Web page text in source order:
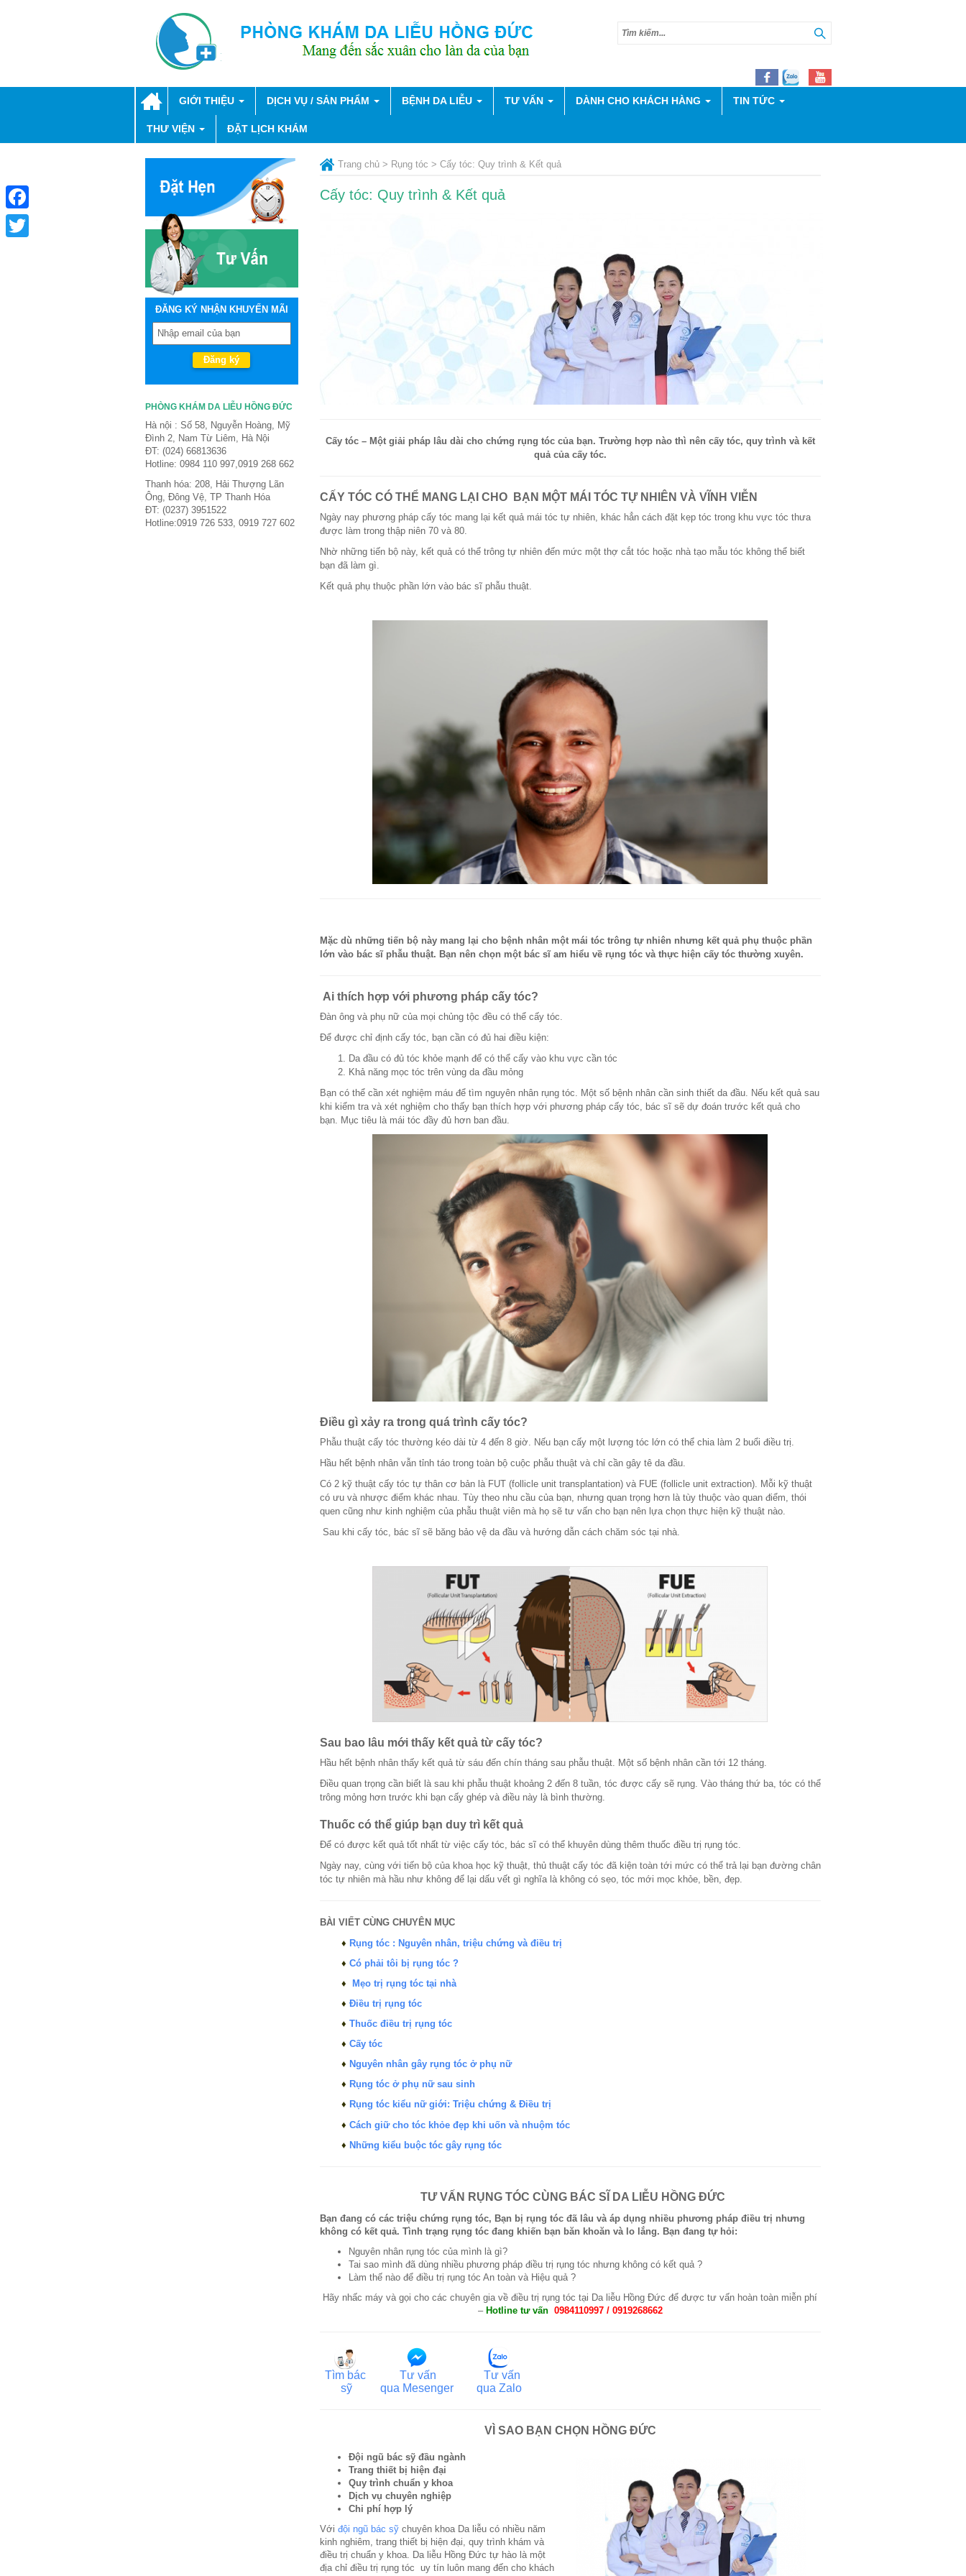
GIỚI THIỆU DỊCH VỤ / SẢN PHẨM BỆNH DA LIỄU TƯ VẤN DÀNH CHO KHÁCH HÀNG TIN TỨC
THƯ VIỆN ĐẶT LỊCH KHÁM
Trang chủ> Rụng tóc > Cấy tóc: Quy trình & Kết quả
Cấy tóc: Quy trình & Kết quả
Cấy tóc – Một giải pháp lâu dài cho chứng rụng tóc của bạn. Trường hợp nào thì nên cấy tóc, quy trình và kết
quả của cấy tóc.
CẤY TÓC CÓ THỂ MANG LẠI CHO BẠN MỘT MÁI TÓC TỰ NHIÊN VÀ VĨNH VIỄN
Ngày nay phương pháp cấy tóc mang lại kết quả mái tóc tự nhiên, khác hẳn cách đặt kẹp tóc trong khu vực tóc thưa
được làm trong thập niên 70 và 80.
Nhờ những tiến bộ này, kết quả có thể trông tự nhiên đến mức một thợ cắt tóc hoặc nhà tạo mẫu tóc không thể biết
bạn đã làm gì.
Kết quả phụ thuộc phần lớn vào bác sĩ phẫu thuật.
Mặc dù những tiến bộ này mang lại cho bệnh nhân một mái tóc trông tự nhiên nhưng kết quả phụ thuộc phần
lớn vào bác sĩ phẫu thuật. Bạn nên chọn một bác sĩ am hiểu về rụng tóc và thực hiện cấy tóc thường xuyên.
Ai thích hợp với phương pháp cấy tóc?
Đàn ông và phụ nữ của mọi chủng tộc đều có thể cấy tóc.
Để được chỉ định cấy tóc, bạn cần có đủ hai điều kiện:
Da đầu có đủ tóc khỏe mạnh để có thể cấy vào khu vực cần tóc
Khả năng mọc tóc trên vùng da đầu mỏng
Bạn có thể cần xét nghiệm máu để tìm nguyên nhân rụng tóc. Một số bệnh nhân cần sinh thiết da đầu. Nếu kết quả sau
khi kiểm tra và xét nghiệm cho thấy bạn thích hợp với phương pháp cấy tóc, bác sĩ sẽ dự đoán trước kết quả cho
bạn. Mục tiêu là mái tóc đầy đủ hơn ban đầu.
Điều gì xảy ra trong quá trình cấy tóc?
Phẫu thuật cấy tóc thường kéo dài từ 4 đến 8 giờ. Nếu bạn cấy một lượng tóc lớn có thể chia làm 2 buổi điều trị.
Hầu hết bệnh nhân vẫn tỉnh táo trong toàn bộ cuộc phẫu thuật và chỉ cần gây tê da đầu.
Có 2 kỹ thuật cấy tóc tự thân cơ bản là FUT (follicle unit transplantation) và FUE (follicle unit extraction). Mỗi kỹ thuật
có ưu và nhược điểm khác nhau. Tùy theo nhu cầu của bạn, nhưng quan trọng hơn là tùy thuộc vào quan điểm, thói
quen cũng như kinh nghiệm của phẫu thuật viên mà họ sẽ tư vấn cho bạn nên lựa chọn thực hiện kỹ thuật nào.
Sau khi cấy tóc, bác sĩ sẽ băng bảo vệ da đầu và hướng dẫn cách chăm sóc tại nhà.
Sau bao lâu mới thấy kết quả từ cấy tóc?
Hầu hết bệnh nhân thấy kết quả từ sáu đến chín tháng sau phẫu thuật. Một số bệnh nhân cần tới 12 tháng.
Điều quan trọng cần biết là sau khi phẫu thuật khoảng 2 đến 8 tuần, tóc được cấy sẽ rụng. Vào tháng thứ ba, tóc có thể
trông mỏng hơn trước khi bạn cấy ghép và điều này là bình thường.
Thuốc có thể giúp bạn duy trì kết quả
Để có được kết quả tốt nhất từ ​​việc cấy tóc, bác sĩ có thể khuyên dùng thêm thuốc điều trị rụng tóc.
Ngày nay, cùng với tiến bộ của khoa học kỹ thuật, thủ thuật cấy tóc đã kiện toàn tới mức có thể trả lại bạn đường chân
tóc tự nhiên mà hầu như không để lại dấu vết gì nghĩa là không có sẹo, tóc mới mọc khỏe, bền, đẹp.
BÀI VIẾT CÙNG CHUYÊN MỤC
♦ Rụng tóc : Nguyên nhân, triệu chứng và điều trị
♦ Có phải tôi bị rụng tóc ?
♦
Mẹo trị rụng tóc tại nhà
♦ Điều trị rụng tóc
♦ Thuốc điều trị rụng tóc
♦ Cấy tóc
♦ Nguyên nhân gây rụng tóc ở phụ nữ
♦ Rụng tóc ở phụ nữ sau sinh
♦ Rụng tóc kiểu nữ giới: Triệu chứng & Điều trị
♦ Cách giữ cho tóc khỏe đẹp khi uốn và nhuộm tóc
♦ Những kiểu buộc tóc gây rụng tóc
TƯ VẤN RỤNG TÓC CÙNG BÁC SĨ DA LIỄU HỒNG ĐỨC
Bạn đang có các triệu chứng rụng tóc, Bạn bị rụng tóc đã lâu và áp dụng nhiều phương pháp điều trị nhưng
không có kết quả. Tình trạng rụng tóc đang khiến bạn băn khoăn và lo lắng. Bạn đang tự hỏi:
Nguyên nhân rụng tóc của mình là gì?
Tai sao mình đã dùng nhiều phương pháp điều trị rụng tóc nhưng không có kết quả ?
Làm thế nào để điều trị rụng tóc An toàn và Hiệu quả ?
Hãy nhấc máy và gọi cho các chuyên gia về điều trị rụng tóc tại Da liễu Hồng Đức để được tư vấn hoàn toàn miễn phí
– Hotline tư vấn 0984110997 / 0919268662
Tìm bác
sỹ
Tư vấn
qua Mesenger
Tư vấn
qua Zalo
VÌ SAO BẠN CHỌN HỒNG ĐỨC
Đội ngũ bác sỹ đầu ngành
Trang thiết bị hiện đại
Quy trình chuẩn y khoa
Dịch vụ chuyên nghiệp
Chi phí hợp lý
Với đội ngũ bác sỹ chuyên khoa Da liễu có nhiều năm
kinh nghiêm, trang thiết bị hiện đại, quy trình khám và
điều trị chuẩn y khoa. Da liễu Hồng Đức tự hào là một
địa chỉ điều trị rụng tóc uy tín luôn mang đến cho khách
ĐĂNG KÝ NHẬN KHUYẾN MÃI
PHÒNG KHÁM DA LIỄU HỒNG ĐỨC
Hà nội : Số 58, Nguyễn Hoàng, Mỹ
Đình 2, Nam Từ Liêm, Hà Nội
ĐT: (024) 66813636
Hotline: 0984 110 997,0919 268 662
Thanh hóa: 208, Hải Thượng Lãn
Ông, Đông Vệ, TP Thanh Hóa
ĐT: (0237) 3951522
Hotline:0919 726 533, 0919 727 602
Facebook